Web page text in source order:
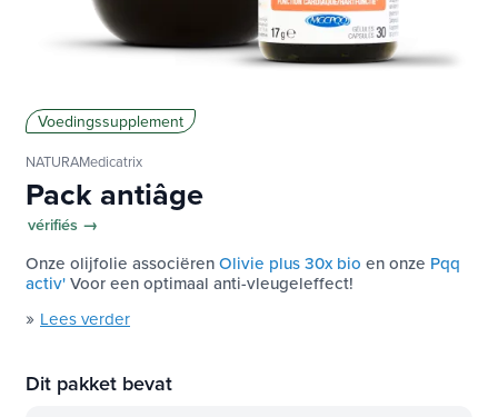
Voedingssupplement
NATURAMedicatrix
Pack antiâge
vérifiés →
Onze olijfolie associërenOlivie plus 30x bio en onze Pqq
activ'Voor een optimaal anti-vleugeleffect!
» Lees verder
Dit pakket bevat